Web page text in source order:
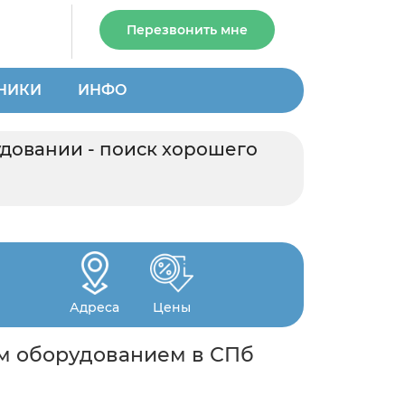
Перезвонить мне
ИНФО
- поиск хорошего
Адреса Цены
оборудованием в СПб